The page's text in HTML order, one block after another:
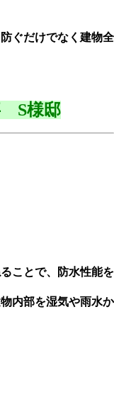
ぐだけでなく建物全
S様邸
ことで、防水性能を
内部を湿気や雨水か